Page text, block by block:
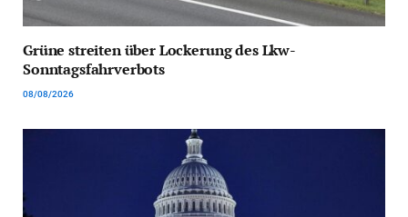
Grüne streiten über Lockerung des Lkw-
Sonntagsfahrverbots
08/08/2026